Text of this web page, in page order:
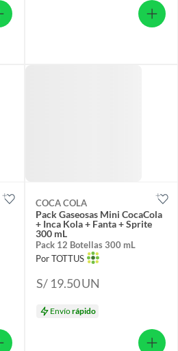
COCA COLA
Pack Gaseosas Mini CocaCola
+ Inca Kola + Fanta + Sprite
300 mL
Pack 12 Botellas 300 mL
Por TOTTUS
S/ 19.50UN
Envíorápido